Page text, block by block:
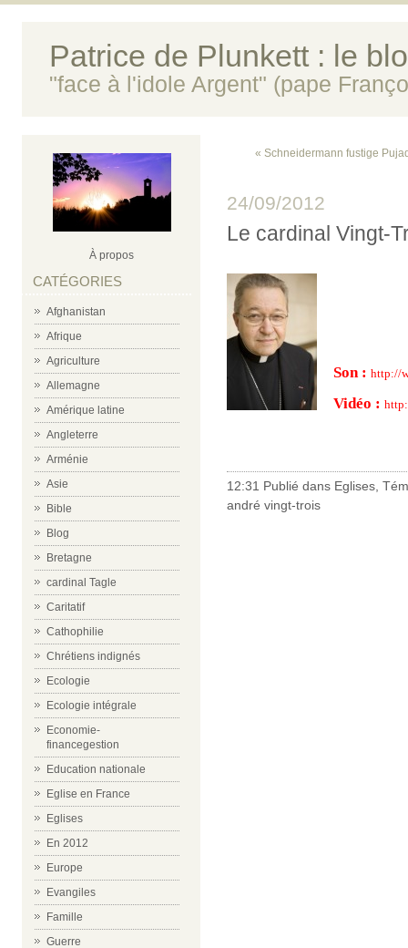
Patrice de Plunkett : le
"face à l'idole Argent" (pape
À propos
CATÉGORIES
Afghanistan
Afrique
Agriculture
Allemagne
Amérique latine
Angleterre
Arménie
Asie
Bible
Blog
Bretagne
cardinal Tagle
Caritatif
Cathophilie
Chrétiens indignés
Ecologie
Ecologie intégrale
Economie-
financegestion
Education nationale
Eglise en France
Eglises
En 2012
Europe
Evangiles
Famille
Guerre
« Schneidermann fustige
24/09/2012
Le cardinal Vingt-
Son : http://
Vidéo :
12:31 Publié dans Eglises
andré vingt-trois